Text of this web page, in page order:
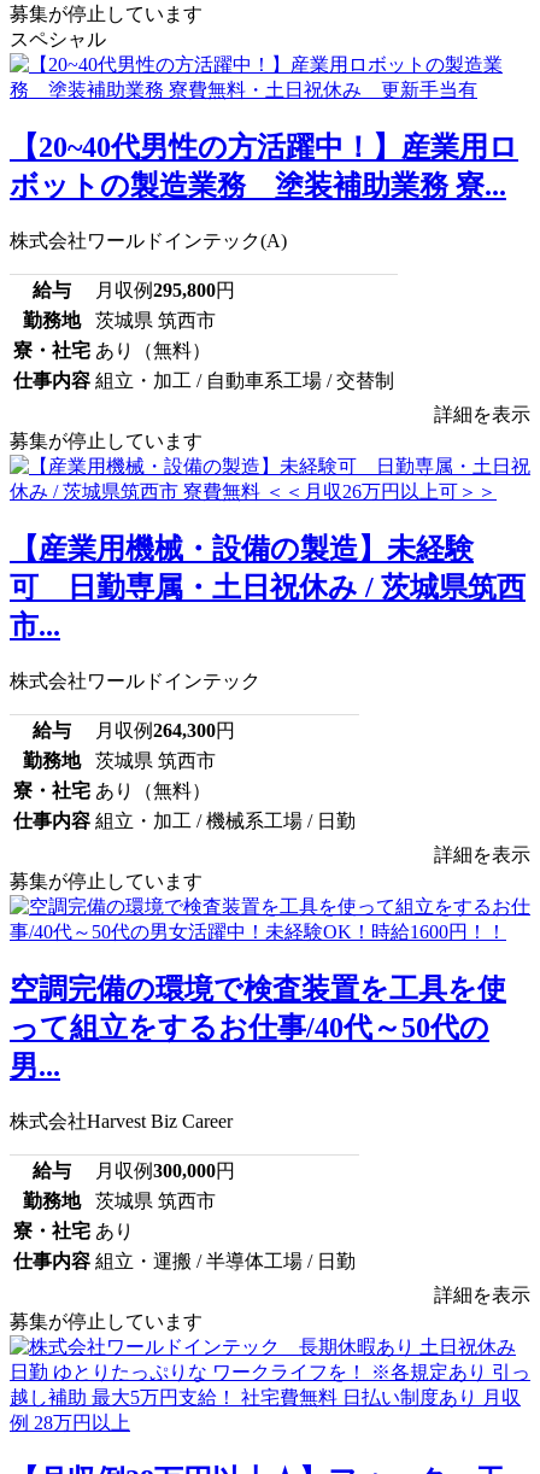
募集が停止しています
スペシャル
【20~40代男性の方活躍中！】産業用ロ
ボットの製造業務 塗装補助業務 寮...
株式会社ワールドインテック(A)
給与 月収例295,800円
勤務地
茨城県 筑西市
寮・社宅 あり（無料）
仕事内容 組立・加工 / 自動車系工場 / 交替制
詳細を表示
募集が停止しています
【産業用機械・設備の製造】未経験
可 日勤専属・土日祝休み / 茨城県筑西
市...
株式会社ワールドインテック
給与 月収例264,300円
勤務地
茨城県 筑西市
寮・社宅 あり（無料）
仕事内容 組立・加工 / 機械系工場 / 日勤
詳細を表示
募集が停止しています
空調完備の環境で検査装置を工具を使
って組立をするお仕事/40代～50代の
男...
株式会社Harvest Biz Career
給与 月収例300,000円
勤務地
茨城県 筑西市
寮・社宅 あり
仕事内容 組立・運搬 / 半導体工場 / 日勤
詳細を表示
募集が停止しています